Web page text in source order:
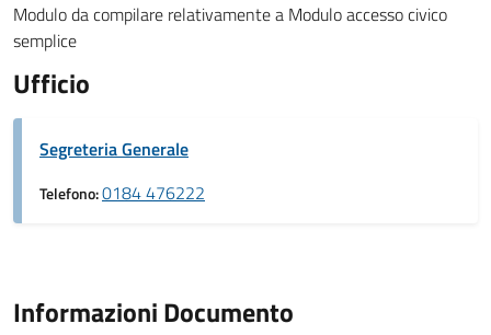
Modulo da compilare relativamente a Modulo accesso civico
semplice
Ufficio
Segreteria Generale
Telefono:0184 476222
Informazioni Documento